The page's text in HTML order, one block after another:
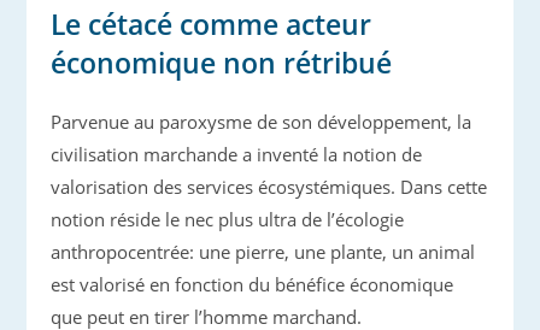
Le cétacé comme acteur
économique non rétribué
Parvenue au paroxysme de son développement, la
civilisation marchande a inventé la notion de
valorisation des services écosystémiques. Dans cette
notion réside le nec plus ultra de l’écologie
anthropocentrée: une pierre, une plante, un animal
est valorisé en fonction du bénéfice économique
que peut en tirer l’homme marchand.